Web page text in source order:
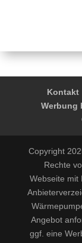
Kontakt
Werbung
Copyright
Rechte
Webseite mit
Angebot
ggf. eine